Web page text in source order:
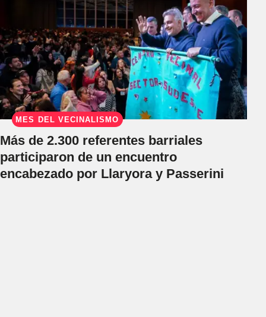
MES DEL VECINALISMO
Más de 2.300 referentes barriales
participaron de un encuentro
encabezado por Llaryora y Passerini